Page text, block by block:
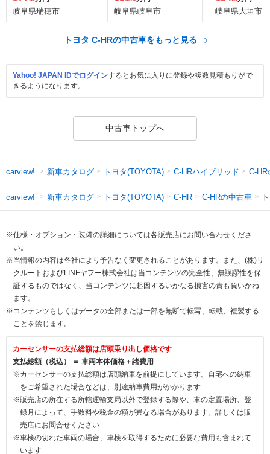
岐阜県瑞穂市 岐阜県岐阜市 岐阜県大垣市
トヨタ C-HRの中古車をもっと見る
Yahoo! JAPAN IDでログインするとお気に入りに登録や複数見積もりがで
きるようになります。
中古車トップへ
carview! 新車カタログ トヨタ(TOYOTA) C-HRハイブリッド C-HR
carview! 新車カタログ トヨタ(TOYOTA) C-HR C-HRの中古車
※仕様・オプション・装備の詳細については各販売店にお問い合わせくださ
い。
※当情報の内容は各社により予告なく変更されることがあります。また、(株)リ
クルートおよびLINEヤフー株式会社は当コンテンツの完全性、無誤謬性を保
証するものではなく、当コンテンツに起因するいかなる損害の責も負いかね
ます。
※コンテンツもしくはデータの全部または一部を無断で転写、転載、複製する
ことを禁じます。
カーセンサーの支払総額は店頭乗り出し価格です
支払総額（税込） ＝ 車両本体価格＋諸費用
※カーセンサーの支払総額は店頭納車を前提にしています。自宅への納車
をご希望された場合などは、別途納車費用がかかります
※販売店の所在する所轄運輸支局以外で登録する際や、車の定置場所、登
録月によって、手数料や税金の額が異なる場合があります。詳しくは販
売店にお問合せください
※車検の切れた車両の場合、車検を取得するために必要な費用も含まれて
います